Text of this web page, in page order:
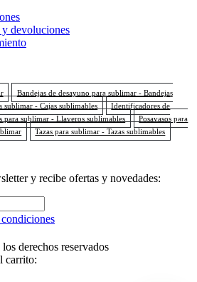
devoluciones
Bandejas de desayuno para sublimar - Bandejas
sublimar - Cajas sublimables
Identificadores de
para sublimar - Llaveros sublimables
Posavasos para
Tazas para sublimar - Tazas sublimables
y recibe ofertas y novedades:
derechos reservados
carrito: